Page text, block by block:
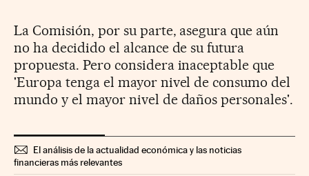
La Comisión, por su parte, asegura que aún
no ha decidido el alcance de su futura
propuesta. Pero considera inaceptable que
'Europa tenga el mayor nivel de consumo del
mundo y el mayor nivel de daños personales'.
El análisis de la actualidad económica y las noticias
financieras más relevantes